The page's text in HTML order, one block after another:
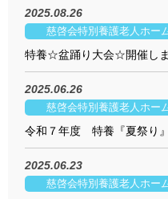
2025.08.26
慈啓会特別養護老人ホー
特養☆盆踊り大会☆開催し
2025.06.26
慈啓会特別養護老人ホー
令和７年度 特養『夏祭り
2025.06.23
慈啓会特別養護老人ホー